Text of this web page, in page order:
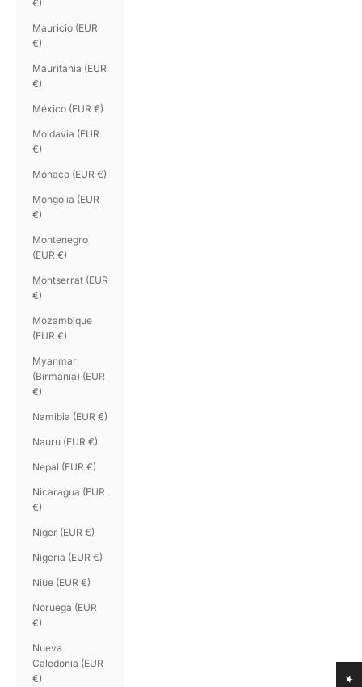
€)
Mauricio (EUR
€)
Mauritania (EUR
€)
México (EUR €)
Moldavia (EUR
€)
Mónaco (EUR €)
Mongolia (EUR
€)
Montenegro
(EUR €)
Montserrat (EUR
€)
Mozambique
(EUR €)
Myanmar
(Birmania) (EUR
€)
Namibia (EUR €)
Nauru (EUR €)
Nepal (EUR €)
Nicaragua (EUR
€)
Níger (EUR €)
Nigeria (EUR €)
Niue (EUR €)
Noruega (EUR
€)
Nueva
Caledonia (EUR
€)